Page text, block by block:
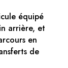
équipé
arrière, et
en
de